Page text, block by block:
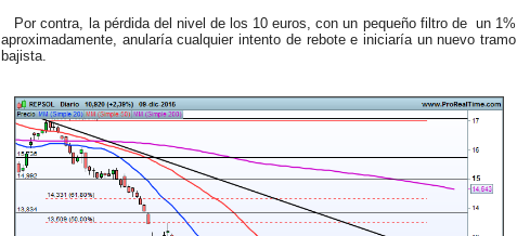
Por contra, la pérdida del nivel de los 10 euros, con un pequeño filtro de un 1%
aproximadamente, anularía cualquier intento de rebote e iniciaría un nuevo tramo
bajista.